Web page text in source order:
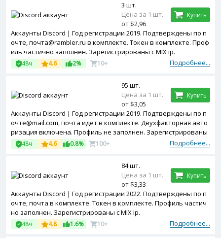
Аккаунты Discord | Год регистрации 2019. Подтверждены по п
очте, почта@rambler.ru в комплекте. Токен в комплекте. Проф
иль частично заполнен. Зарегистрированы с MIX ip.
Подробнее...
48ч 4.6 2% 10+
3 шт.
Цена за 1 шт.
от $2,96
Купить
Аккаунты Discord | Год регистрации 2019. Подтверждены по п
очте@mail.com, почта идет в комплекте. Двухфакторная авто
ризация включена. Профиль не заполнен. Зарегистрированы
с MIX ip.
Подробнее...
48ч 4.6 0.8% 100+
95 шт.
Цена за 1 шт.
от $3,05
Купить
Аккаунты Discord | Год регистрации 2022. Подтверждены по п
очте, почта в комплекте. Токен в комплекте. Профиль частич
но заполнен. Зарегистрированы с MIX ip.
Подробнее...
48ч 4.8 1.6% 10+
84 шт.
Цена за 1 шт.
от $3,33
Купить